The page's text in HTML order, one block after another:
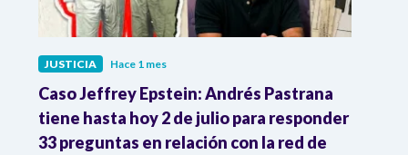
JUSTICIA Hace 1 mes
Caso Jeffrey Epstein: Andrés Pastrana
tiene hasta hoy 2 de julio para responder
33 preguntas en relación con la red de